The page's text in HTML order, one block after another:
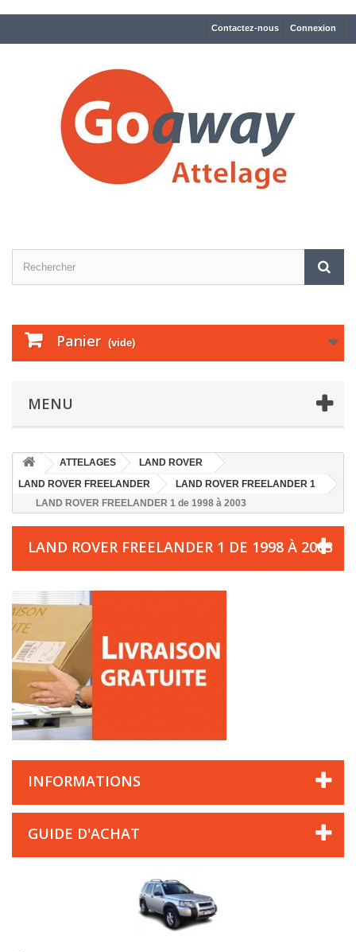
Connexion
Contactez-nous
Panier (vide)
MENU
ATTELAGES
LAND ROVER
LAND ROVER FREELANDER
LAND ROVER FREELANDER 1
LAND ROVER FREELANDER 1 de 1998 à 2003
LAND ROVER FREELANDER 1 DE 1998 À 2003
INFORMATIONS
GUIDE D'ACHAT